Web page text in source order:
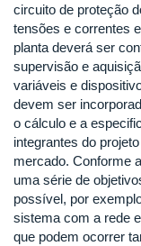
circuito de proteção
tensões e correntes
planta deverá ser
supervisão e
variáveis e
devem ser
o cálculo e a
integrantes do
mercado. Conforme
uma série de
possível, por
sistema com a rede
que podem ocorrer